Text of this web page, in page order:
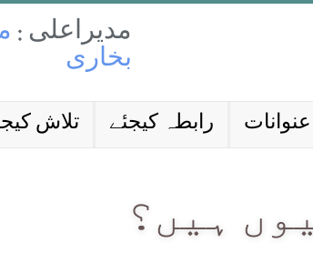
مدیراعلی :
بخاری
تلاش رابطہ کیجئے عنوانات
ہیں؟